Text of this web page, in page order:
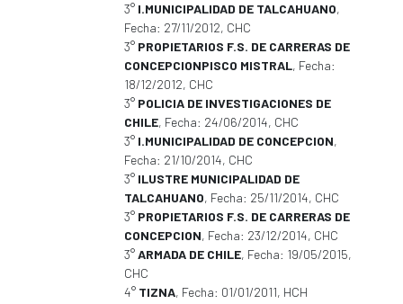
3° I.MUNICIPALIDAD DE TALCAHUANO,
Fecha: 27/11/2012, CHC
3° PROPIETARIOS F.S. DE CARRERAS DE
CONCEPCIONPISCO MISTRAL, Fecha:
18/12/2012, CHC
3° POLICIA DE INVESTIGACIONES DE
CHILE, Fecha: 24/06/2014, CHC
3° I.MUNICIPALIDAD DE CONCEPCION,
Fecha: 21/10/2014, CHC
3° ILUSTRE MUNICIPALIDAD DE
TALCAHUANO, Fecha: 25/11/2014, CHC
3° PROPIETARIOS F.S. DE CARRERAS DE
CONCEPCION, Fecha: 23/12/2014, CHC
3°ARMADA DE CHILE, Fecha: 19/05/2015,
CHC
4° TIZNA, Fecha: 01/01/2011, HCH